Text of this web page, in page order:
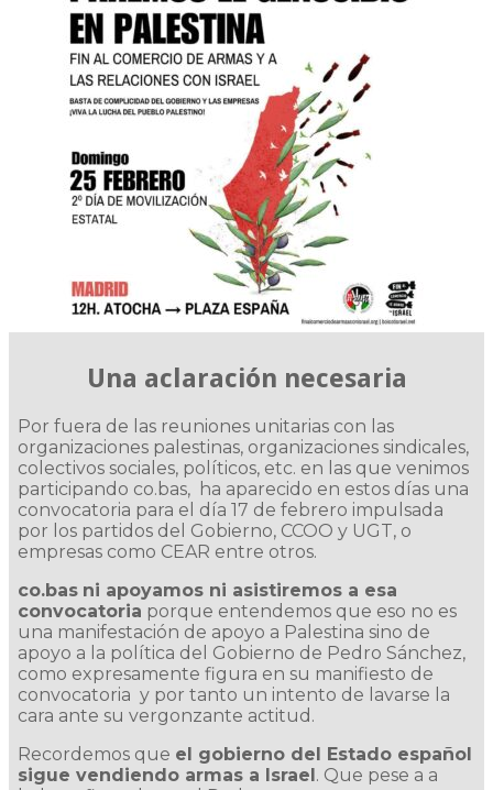
Una aclaración necesaria
Por fuera de las reuniones unitarias con las
organizaciones palestinas, organizaciones sindicales,
colectivos sociales, políticos, etc. en las que venimos
participando co.bas, ha aparecido en estos días una
convocatoria para el día 17 de febrero impulsada
por los partidos del Gobierno, CCOO y UGT, o
empresas como CEAR entre otros.
co.bas ni apoyamos ni asistiremos a esa
convocatoria porque entendemos que eso no es
una manifestación de apoyo a Palestina sino de
apoyo a la política del Gobierno de Pedro Sánchez,
como expresamente figura en su manifiesto de
convocatoria y por tanto un intento de lavarse la
cara ante su vergonzante actitud.
Recordemos que el gobierno del Estado español
sigue vendiendo armas a Israel. Que pese a a